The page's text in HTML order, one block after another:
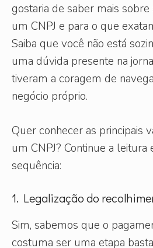
gostaria de saber mais
um CNPJ e para o que
Saiba que você não está
uma dúvida presente na
tiveram a coragem de
negócio próprio.
Quer conhecer as principais
um CNPJ? Continue a leitura
sequência:
1. Legalização do
Sim, sabemos que o
costuma ser uma etapa